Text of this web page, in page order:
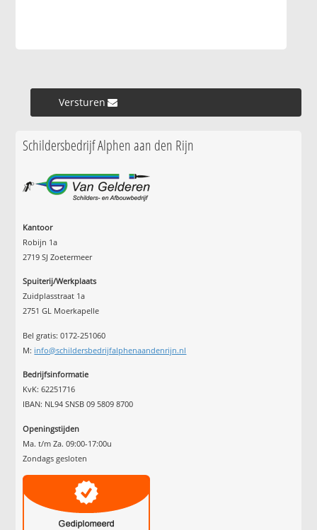
Versturen »
Schildersbedrijf Alphen aan den Rijn
Kantoor
Robijn 1a
2719 SJ Zoetermeer
Spuiterij/Werkplaats
Zuidplasstraat 1a
2751 GL Moerkapelle
Bel gratis: 0172-251060
M: info@schildersbedrijfalphenaandenrijn.nl
Bedrijfsinformatie
KvK: 62251716
IBAN: NL94 SNSB 09 5809 8700
Openingstijden
Ma. t/m Za. 09:00-17:00u
Zondags gesloten